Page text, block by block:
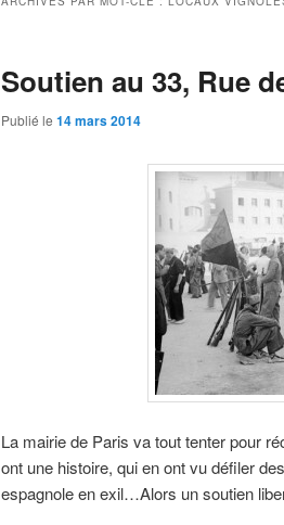
Soutien au 33, Rue
Publié le 14 mars 2014
La mairie de Paris va tout tenter pour
ont une histoire, qui en ont vu défiler
espagnole en exil…Alors un soutien